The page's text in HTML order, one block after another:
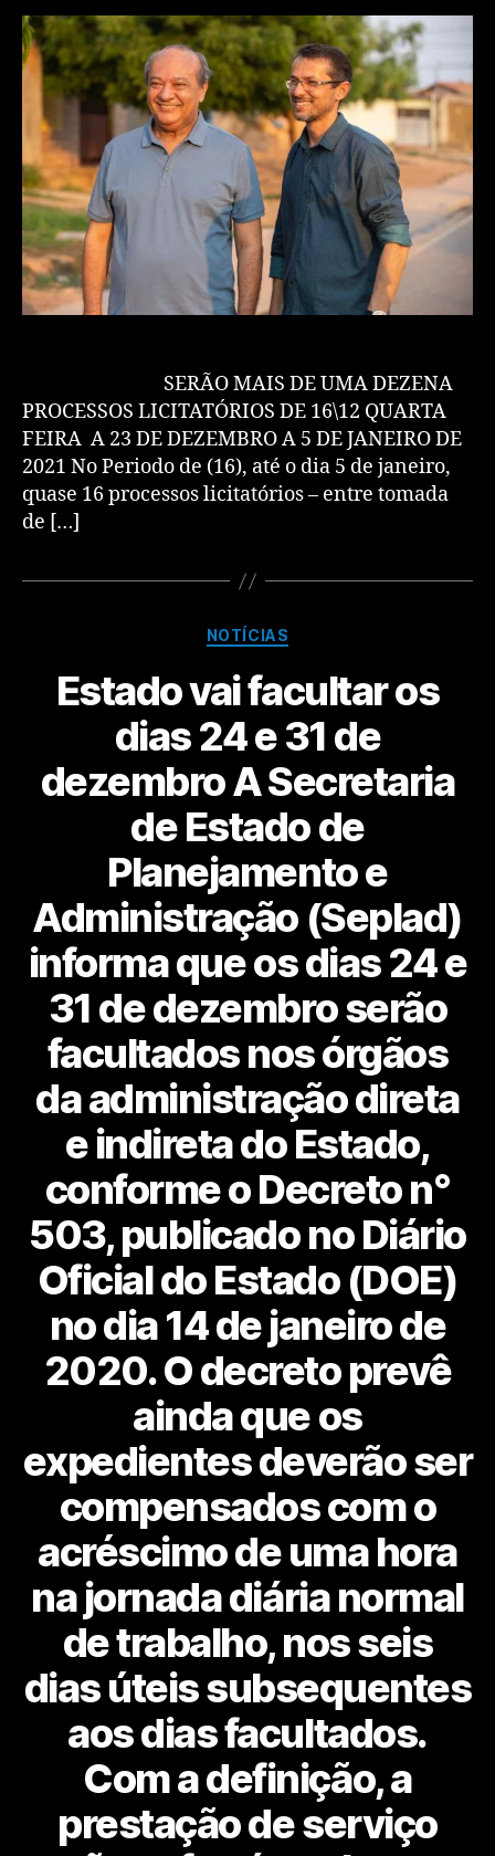
SERÃO MAIS DE UMA DEZENA
PROCESSOS LICITATÓRIOS DE 16\12 QUARTA
FEIRA A 23 DE DEZEMBRO A 5 DE JANEIRO DE
2021 No Periodo de (16), até o dia 5 de janeiro,
quase 16 processos licitatórios – entre tomada
de […]
NOTÍCIAS
Estado vai facultar os
dias 24 e 31 de
dezembro A Secretaria
de Estado de
Planejamento e
Administração (Seplad)
informa que os dias 24 e
31 de dezembro serão
facultados nos órgãos
da administração direta
e indireta do Estado,
conforme o Decreto n°
503, publicado no Diário
Oficial do Estado (DOE)
no dia 14 de janeiro de
2020. O decreto prevê
ainda que os
expedientes deverão ser
compensados com o
acréscimo de uma hora
na jornada diária normal
de trabalho, nos seis
dias úteis subsequentes
aos dias facultados.
Com a definição, a
prestação de serviço